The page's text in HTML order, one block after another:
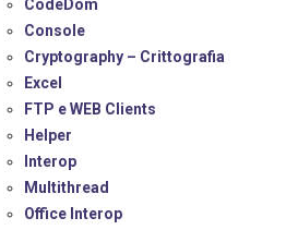
CodeDom
Console
Cryptography – Crittografia
Excel
FTP e WEB Clients
Helper
Interop
Multithread
Office Interop